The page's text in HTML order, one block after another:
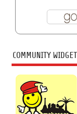
COMMUNITY WIDGET